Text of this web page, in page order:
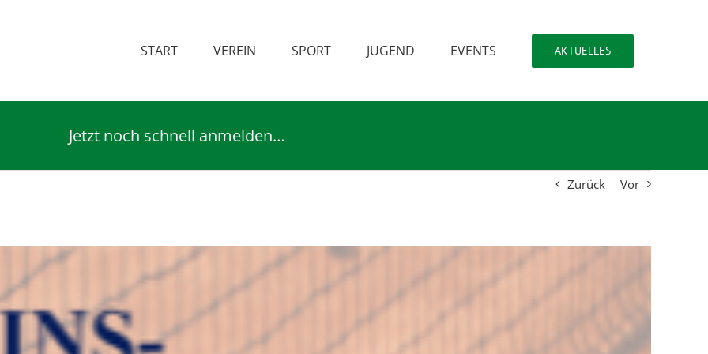
START VEREIN SPORT JUGEND EVENTS AKTUELLES
Jetzt noch schnell anmelden…
Zurück Vor